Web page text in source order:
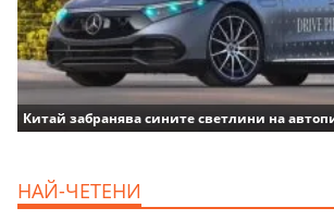
Китай забранява сините светлини на
НАЙ-ЧЕТЕНИ